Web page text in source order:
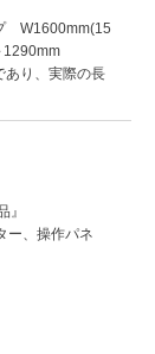
W1600mm(15
1290mm
り、実際の長
』
ー、操作パネ